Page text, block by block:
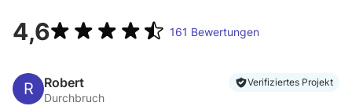
4,6 161 Bewertungen
Robert Verifiziertes Projekt
Durchbruch